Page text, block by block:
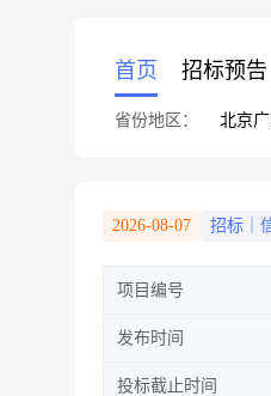
首页 招标预告
省份地区： 北京
2026-08-07 招标｜
项目编号
发布时间
投标截止时间